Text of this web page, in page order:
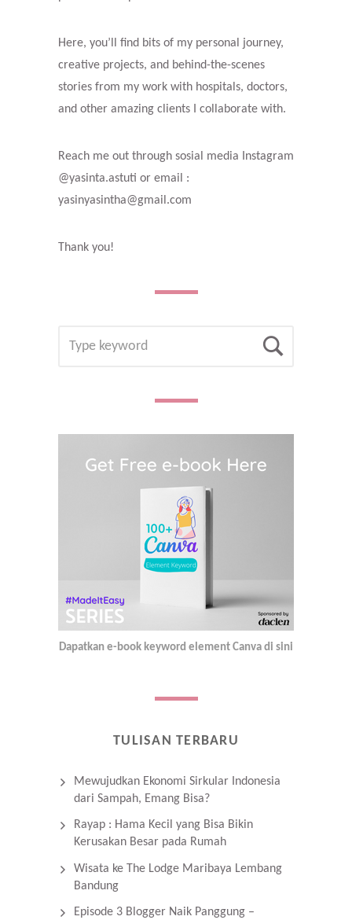
Here, you’ll find bits of my personal journey,
creative projects, and behind-the-scenes
stories from my work with hospitals, doctors,
and other amazing clients I collaborate with.
Reach me out through sosial media Instagram
@yasinta.astuti or email :
yasinyasintha@gmail.com
Thank you!
Dapatkan e-book keyword element Canva di sini
TULISAN TERBARU
Mewujudkan Ekonomi Sirkular Indonesia
dari Sampah, Emang Bisa?
Rayap : Hama Kecil yang Bisa Bikin
Kerusakan Besar pada Rumah
Wisata ke The Lodge Maribaya Lembang
Bandung
Episode 3 Blogger Naik Panggung –